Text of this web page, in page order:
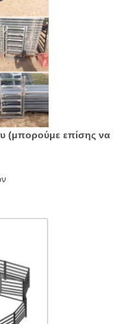
(μπορούμε επίσης να